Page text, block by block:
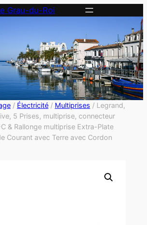
Grau-du-Roi
/ Électricité/ Multiprises / Legrand,
5 Prises, multiprise, connecteur
& Rallonge multiprise Extra-Plate
Courant avec Terre avec Cordon